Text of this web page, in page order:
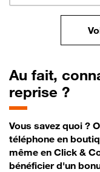
Au fait,
reprise ?
Vous savez quoi ?
téléphone en
même en Click &
bénéficier d'un